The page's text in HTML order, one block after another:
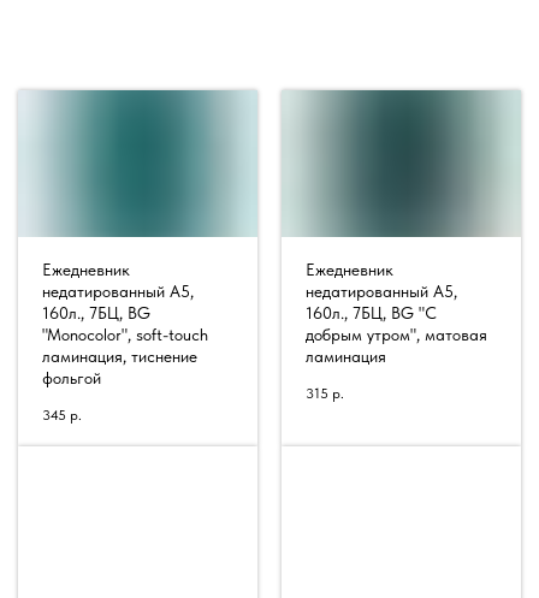
Ежедневник
недатированный А5,
160л., 7БЦ, BG
"Monocolor", soft-touch
ламинация, тиснение
фольгой
345 р.
Ежедневник
недатированный А5,
160л., 7БЦ, BG "С
добрым утром", матовая
ламинация
315 р.